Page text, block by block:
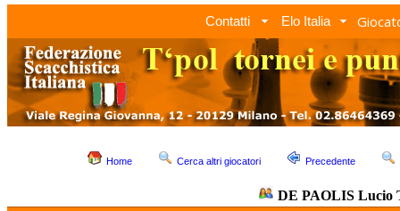
Contatti Elo Italia
Home Cerca altri giocatori Precedente
DE PAOLIS Lucio